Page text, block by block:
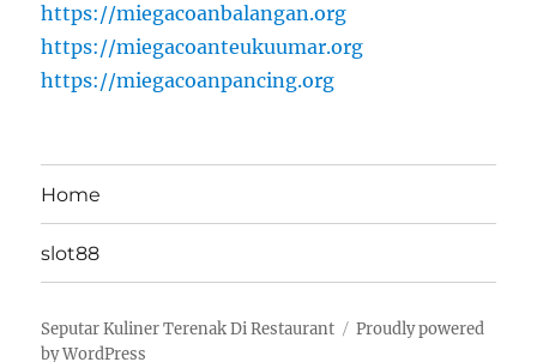
https://miegacoanbalangan.org
https://miegacoanteukuumar.org
https://miegacoanpancing.org
Home
slot88
Seputar Kuliner Terenak Di Restaurant
Proudly powered
by WordPress